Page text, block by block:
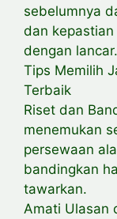
sebelumnya
dan
dengan lancar.
Tips Memilih
Terbaik
Riset dan
menemukan
persewaan
bandingkan
tawarkan.
Amati Ulasan